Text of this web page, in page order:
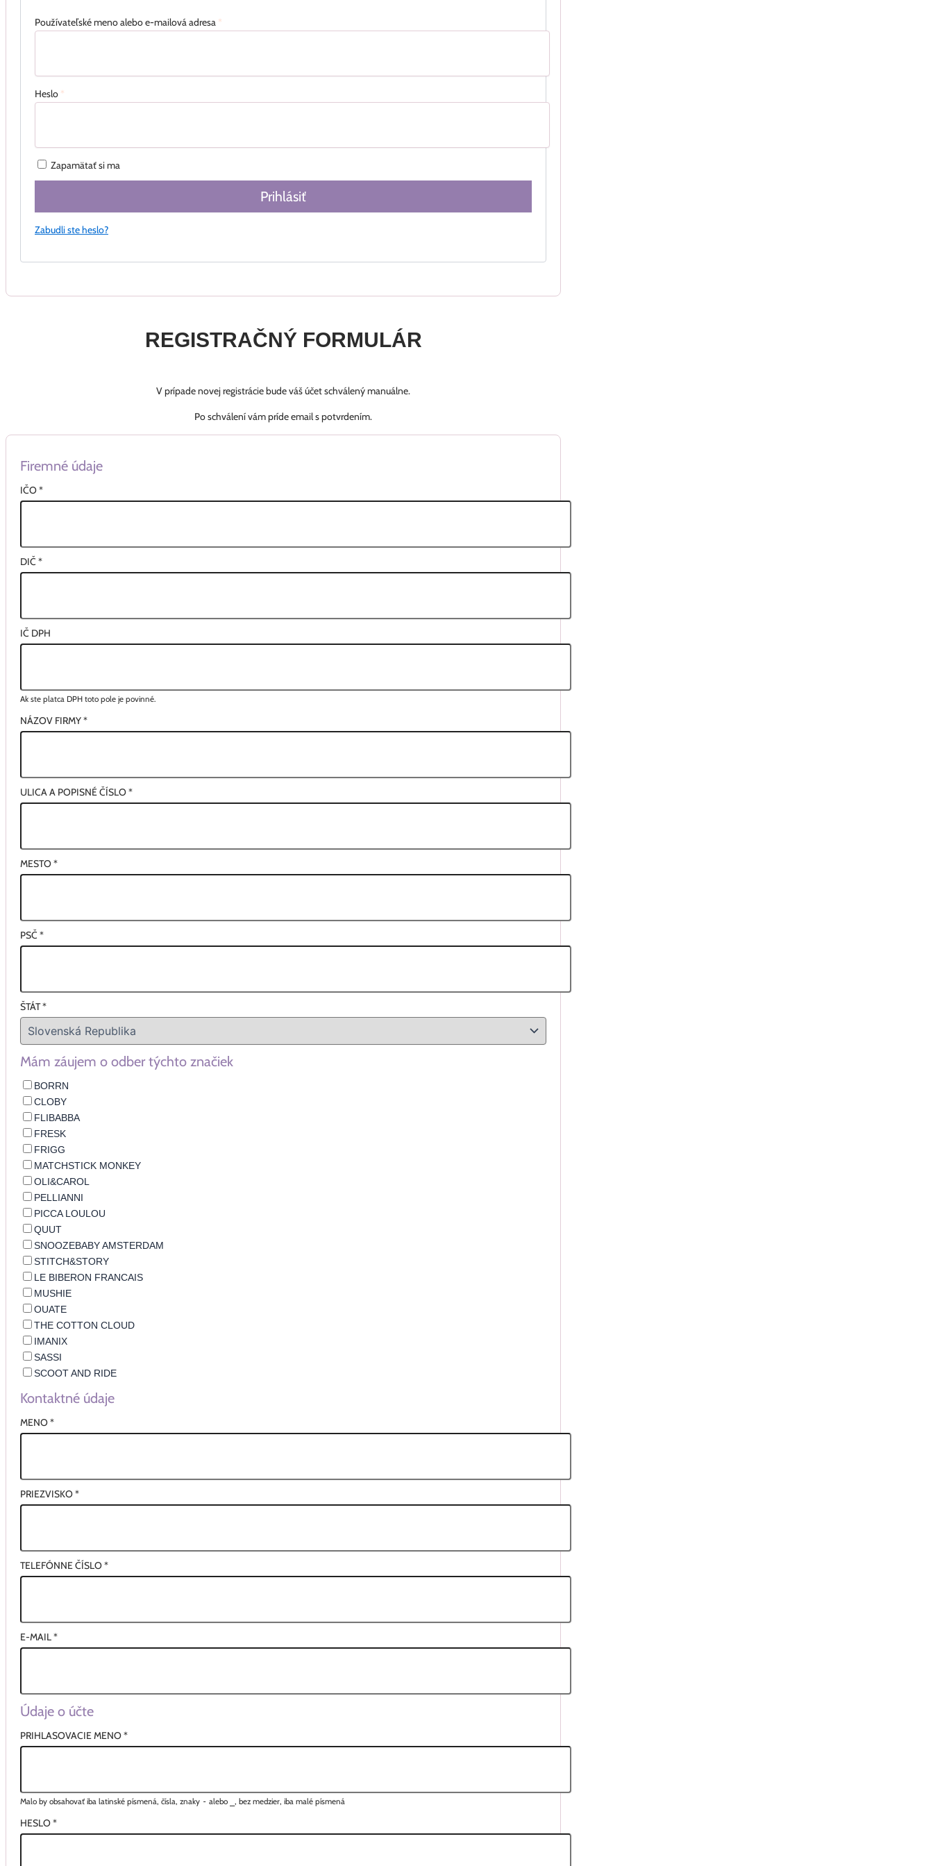
Používateľské meno alebo e-mailová adresa *
Heslo *
Zapamätať si ma
Prihlásiť
Zabudli ste heslo?
REGISTRAČNÝ FORMULÁR
V prípade novej registrácie bude váš účet schválený manuálne.
Po schválení vám príde email s potvrdením.
Firemné údaje
IČO*
DIČ *
IČ DPH
Ak ste platca DPH toto pole je povinné.
NÁZOV FIRMY*
ULICA A POPISNÉ ČÍSLO*
MESTO*
PSČ *
ŠTÁT*
Mám záujem o odber týchto značiek
BORRN
CLOBY
FLIBABBA
FRESK
FRIGG
MATCHSTICK MONKEY
OLI&CAROL
PELLIANNI
PICCA LOULOU
QUUT
SNOOZEBABY AMSTERDAM
STITCH&STORY
LE BIBERON FRANCAIS
MUSHIE
OUATE
THE COTTON CLOUD
IMANIX
SASSI
SCOOT AND RIDE
Kontaktné údaje
MENO*
PRIEZVISKO*
TELEFÓNNE ČÍSLO*
E-MAIL*
Údaje o účte
PRIHLASOVACIE MENO*
Malo by obsahovať iba latinské písmená, čísla, znaky - alebo , bez medzier, iba malé písmená
HESLO*